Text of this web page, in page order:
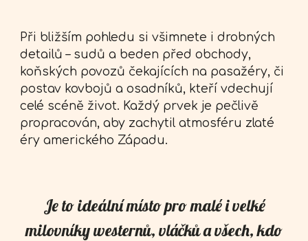
Při bližším pohledu si všimnete i drobných
detailů – sudů a beden před obchody,
koňských povozů čekajících na pasažéry, či
postav kovbojů a osadníků, kteří vdechují
celé scéně život. Každý prvek je pečlivě
propracován, aby zachytil atmosféru zlaté
éry amerického Západu.
Je to ideální místo pro malé i velké
milovníky westernů, vláčků a všech, kdo